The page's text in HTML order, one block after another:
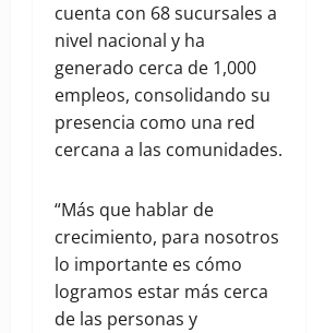
cuenta con 68 sucursales a
nivel nacional y ha
generado cerca de 1,000
empleos, consolidando su
presencia como una red
cercana a las comunidades.
“Más que hablar de
crecimiento, para nosotros
lo importante es cómo
logramos estar más cerca
de las personas y